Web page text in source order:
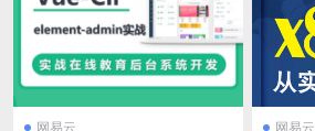
网易云 网易云